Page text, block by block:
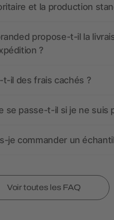
et la production
propose-t-il la
?
t-il des frais cachés ?
se passe-t-il si je ne suis
je commander un
Voir toutes les FAQ